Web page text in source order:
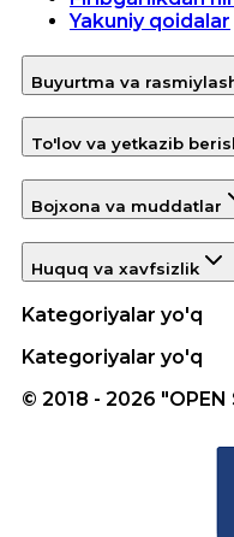
Yakuniy qoidalar
Buyurtma va
To'lov va yetkazib
Bojxona va muddatlar
Huquq va xavfsizlik
Kategoriyalar yo'q
Kategoriyalar yo'q
© 2018 - 2026 "OPEN